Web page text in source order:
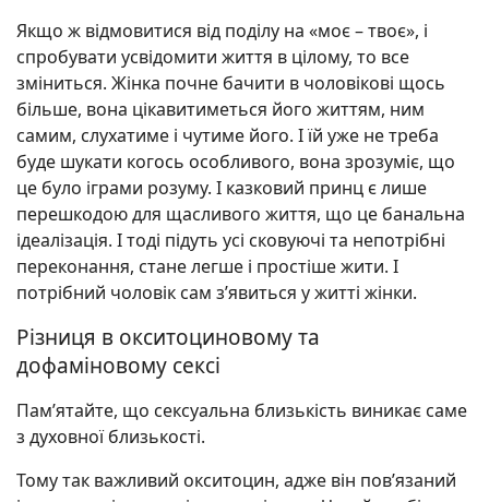
Якщо ж відмовитися від поділу на «моє – твоє», і
спробувати усвідомити життя в цілому, то все
зміниться. Жінка почне бачити в чоловікові щось
більше, вона цікавитиметься його життям, ним
самим, слухатиме і чутиме його. І їй уже не треба
буде шукати когось особливого, вона зрозуміє, що
це було іграми розуму. І казковий принц є лише
перешкодою для щасливого життя, що це банальна
ідеалізація. І тоді підуть усі сковуючі та непотрібні
переконання, стане легше і простіше жити. І
потрібний чоловік сам з’явиться у житті жінки.
Різниця в окситоциновому та
дофаміновому сексі
Пам’ятайте, що сексуальна близькість виникає саме
з духовної близькості.
Тому так важливий окситоцин, адже він пов’язаний